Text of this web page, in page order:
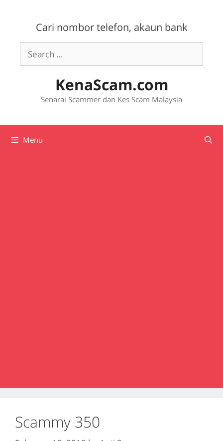
Cari nombor telefon, akaun bank
Search
for:
KenaScam.com
Senarai Scammer dan Kes Scam Malaysia
Menu
Scammy 350